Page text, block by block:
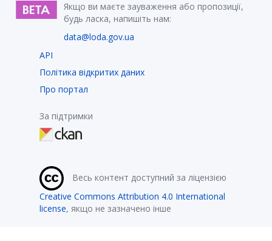
Якщо ви маєте зауваження або пропозиції,
будь ласка, напишіть нам:
data@loda.gov.ua
API
Політика відкритих даних
Про портал
За підтримки
Весь контент доступний за ліцензією
Creative Commons Attribution 4.0 International
license, якщо не зазначено інше